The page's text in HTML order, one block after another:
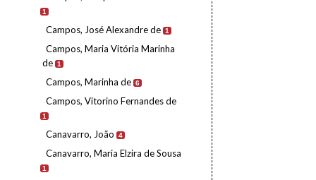
1
Campos, José Alexandre de 1
Campos, Maria Vitória Marinha
de 1
Campos, Marinha de 6
Campos, Vitorino Fernandes de
1
Canavarro, João 4
Canavarro, Maria Elzira de Sousa
1